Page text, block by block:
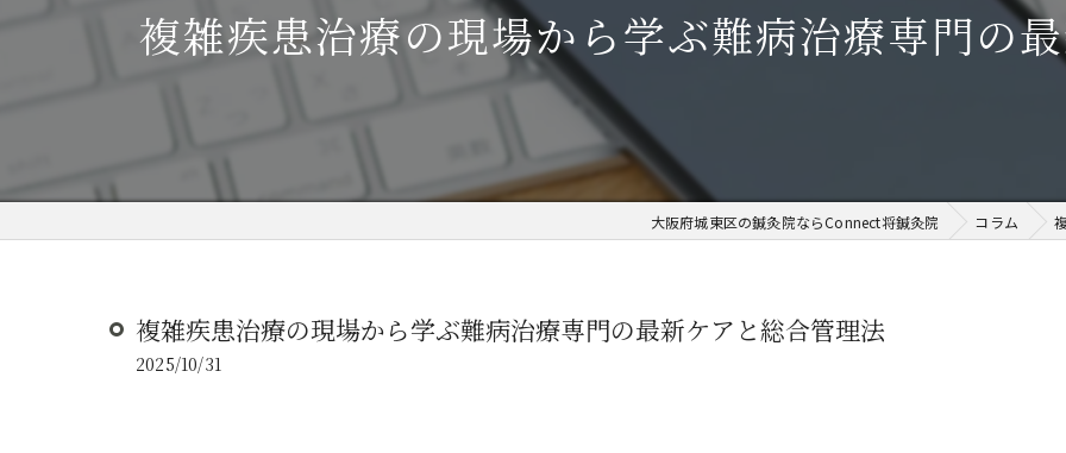
複雑疾患治療の現場から学ぶ難病治療専門の
大阪府城東区の鍼灸院ならConnect将鍼灸院 コラム
複雑疾患治療の現場から学ぶ難病治療専門の最新ケアと総合管理法
2025/10/31